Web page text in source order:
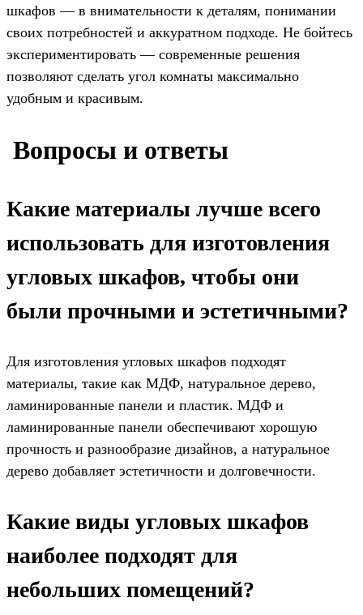
шкафов — в внимательности к деталям, понимании
своих потребностей и аккуратном подходе. Не бойтесь
экспериментировать — современные решения
позволяют сделать угол комнаты максимально
удобным и красивым.
️ Вопросы и ответы
Какие материалы лучше всего
использовать для изготовления
угловых шкафов, чтобы они
были прочными и эстетичными?
Для изготовления угловых шкафов подходят
материалы, такие как МДФ, натуральное дерево,
ламинированные панели и пластик. МДФ и
ламинированные панели обеспечивают хорошую
прочность и разнообразие дизайнов, а натуральное
дерево добавляет эстетичности и долговечности.
Какие виды угловых шкафов
наиболее подходят для
небольших помещений?